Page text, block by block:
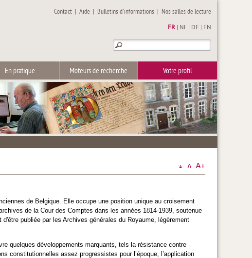
Contact |Aide | Bulletins d'informations | Nos salles de lecture
FR NL| DE EN
En pratique Moteurs de recherche Votre profil
de Belgique. Elle occupe une position unique au croisement
de la Cour des Comptes dans les années 1814-1939, soutenue
publiée par les Archives générales du Royaume, légèrement
quelques développements marquants, tels la résistance contre
constitutionnelles assez progressistes pour l’époque, l’application